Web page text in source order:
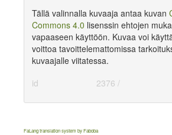
Tällä valinnalla kuvaaja antaa kuvan
Commons 4.0 lisenssin ehtojen
vapaaseen käyttöön. Kuvaa voi
voittoa tavoittelemattomissa
kuvaajalle viitatessa.
id
2376 /
FaLang translation system by Faboba